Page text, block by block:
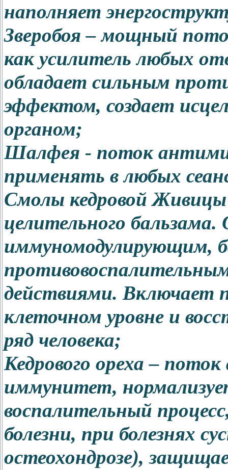
наполняет
Зверобоя – мощный
как усилитель любых
обладает сильным
эффектом, создает
органом;
Шалфея - поток
применять в любых
Смолы кедровой
целительного бальзама.
иммуномодулирующим,
действиями. Включает
клеточном уровне и
ряд человека;
Кедрового ореха –
иммунитет,
воспалительный
болезни, при болезнях
остеохондрозе),